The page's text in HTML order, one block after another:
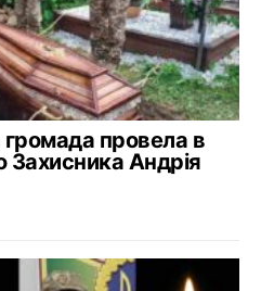
громада провела в
Захисника Андрія